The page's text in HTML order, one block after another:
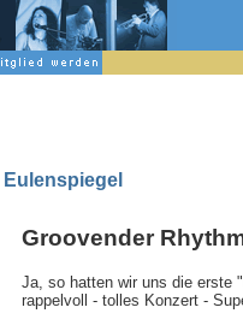
Eulenspiegel
Groovender
Ja, so hatten wir uns die erste
rappelvoll - tolles Konzert -